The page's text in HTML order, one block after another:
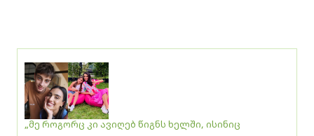
„მე როგორც კი ავიღებ წიგნს ხელში, ისინიც